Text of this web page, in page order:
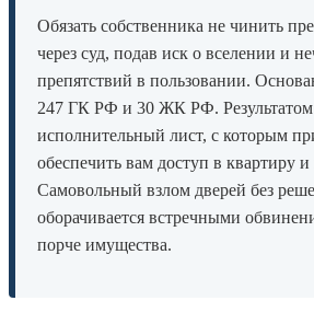
Обязать собственника не чинить
через суд, подав иск о вселении и
препятствий в пользовании.
247 ГК РФ и 30 ЖК РФ. Результатом
исполнительный лист, с которым
обеспечить вам доступ в квартиру
Самовольный взлом дверей без
оборачивается встречными
порче имущества.